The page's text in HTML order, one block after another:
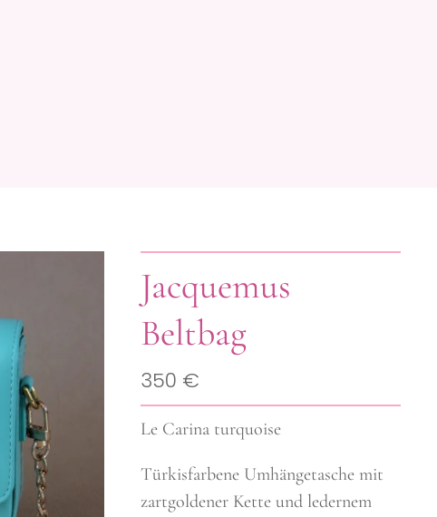
Jacquemus
Beltbag
350 €
Le Carina turquoise
Türkisfarbene Umhängetasche mit
zartgoldener Kette und ledernem